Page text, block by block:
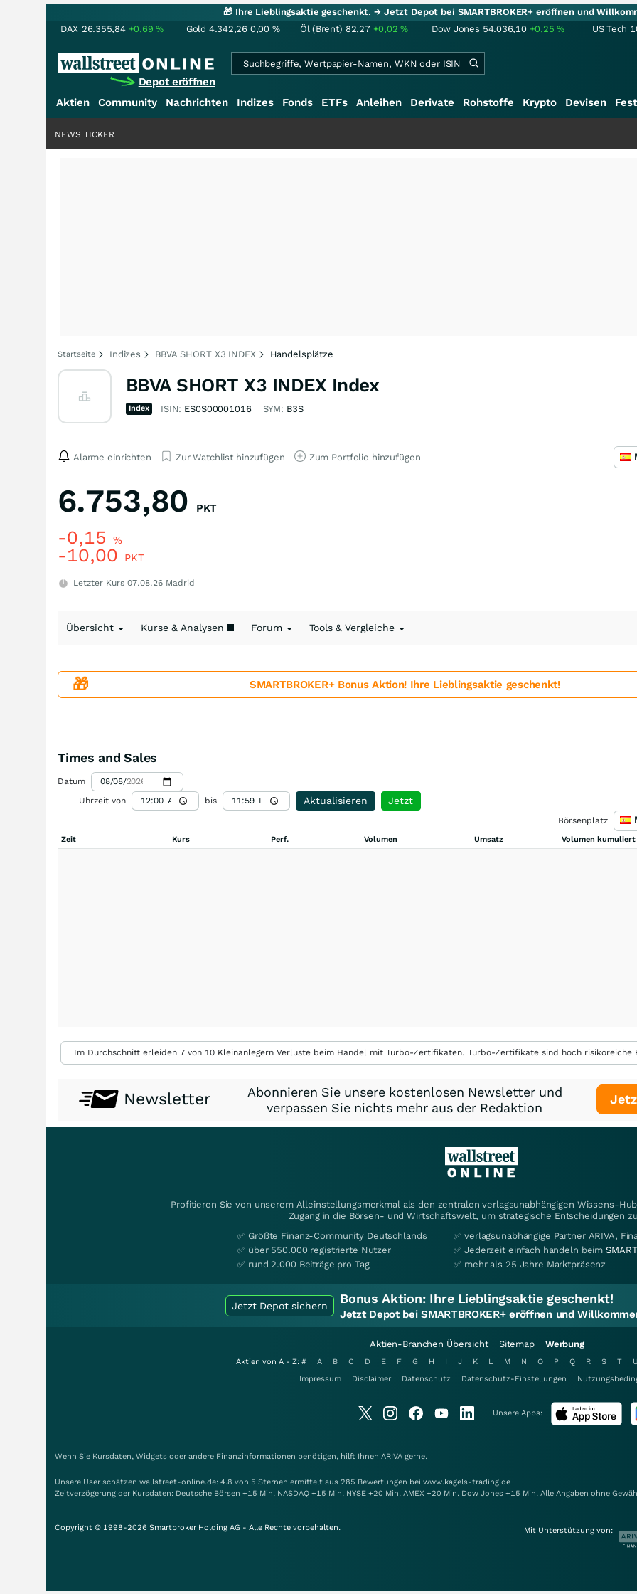
🎁 Ihre Lieblingsaktie geschenkt.→ Jetzt Depot bei SMARTBROKER+ eröffnen und
DAX 26.355,84 +0,69% Gold 4.342,26 0,00 % Öl (Brent) 82,27 +0,02% Dow Jones 54.036,10 +0,25% US Tech
Depot eröffnen
Aktien Community Nachrichten Indizes Fonds ETFs Anleihen Derivate Rohstoffe Krypto Devisen
NEWS TICKER
Startseite Indizes BBVA SHORT X3 INDEX Handelsplätze
BBVA SHORT X3 INDEX Index
Index ISIN: ES0S00001016 SYM: B3S
Alarme einrichten Zur Watchlist hinzufügen Zum Portfolio hinzufügen
6.753,80 PKT
-0,15 %
-10,00 PKT
Letzter Kurs 07.08.26 Madrid
Übersicht Kurse & Analysen Forum Tools & Vergleiche
🎁 SMARTBROKER+ Bonus Aktion! Ihre Lieblingsaktie geschenkt!
Times and Sales
Datum
Uhrzeit von
bis Aktualisieren Jetzt
Börsenplatz
Zeit Kurs Perf. Volumen Umsatz Volumen kumuliert
Im Durchschnitt erleiden 7 von 10 Kleinanlegern Verluste beim Handel mit Turbo-Zertifikaten. Turbo-Zertifikate sind hoch
Newsletter
Abonnieren Sie unsere kostenlosen Newsletter und
verpassen Sie nichts mehr aus der Redaktion
Profitieren Sie von unserem Alleinstellungsmerkmal als den zentralen verlagsunabhängigen Wissens-
Zugang in die Börsen- und Wirtschaftswelt, um strategische Entscheidungen
✅ Größte Finanz-Community Deutschlands
✅ über 550.000 registrierte Nutzer
✅ rund 2.000 Beiträge pro Tag
✅ verlagsunabhängige Partner ARIVA,
✅ Jederzeit einfach handeln beim
✅ mehr als 25 Jahre Marktpräsenz
Jetzt Depot sichern Bonus Aktion: Ihre Lieblingsaktie geschenkt!
Jetzt Depot bei SMARTBROKER+ eröffnen und
Aktien-Branchen Übersicht Sitemap Werbung
Aktien von A - Z: # A B C D E F G H I J K L M N O P Q R S T U
Impressum
Disclaimer Datenschutz Datenschutz-Einstellungen
Unsere Apps:
Wenn Sie Kursdaten, Widgets oder andere Finanzinformationen benötigen, hilft Ihnen ARIVA gerne.
Unsere User schätzen wallstreet-online.de: 4.8 von 5 Sternen ermittelt aus 285 Bewertungen bei www.kagels-trading.de
Zeitverzögerung der Kursdaten: Deutsche Börsen +15 Min. NASDAQ +15 Min. NYSE +20 Min. AMEX +20 Min. Dow Jones +15 Min. Alle Angaben ohne
Copyright © 1998-2026 Smartbroker Holding AG - Alle Rechte vorbehalten. Mit Unterstützung von: